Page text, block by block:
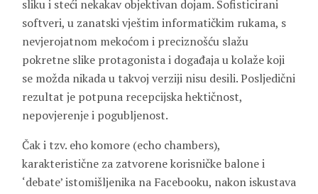
sliku i steći nekakav objektivan dojam. Sofisticirani
softveri, u zanatski vještim informatičkim rukama, s
nevjerojatnom mekoćom i preciznošću slažu
pokretne slike protagonista i događaja u kolaže koji
se možda nikada u takvoj verziji nisu desili. Posljedični
rezultat je potpuna recepcijska hektičnost,
nepovjerenje i pogubljenost.
Čak i tzv. eho komore (echo chambers),
karakteristične za zatvorene korisničke balone i
‘debate’ istomišljenika na Facebooku, nakon iskustava